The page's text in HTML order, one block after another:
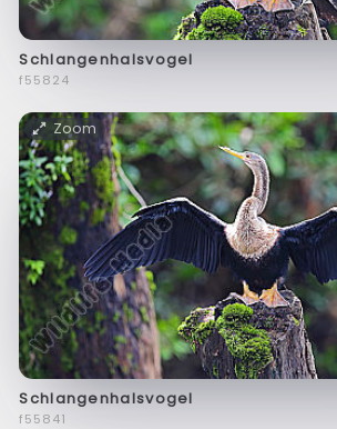
Schlangenhalsvogel
f55824
Zoom
Schlangenhalsvogel
f55841